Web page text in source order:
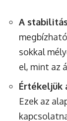
A
sokkal
el, mint az
Értékeljük
Ezek az